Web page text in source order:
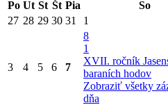
Po Ut St Št Pia So
27 28 29 30 31 1
3 4 5 6 7
8
1
XVII. ročník
baraních hodov
Zobraziť všetky
dňa